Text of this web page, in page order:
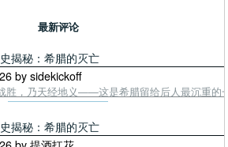
最新评论
揭秘：希腊的灭亡
by sidekickoff
胜，乃天经地义——这是希腊留给后人最沉重的
揭秘：希腊的灭亡